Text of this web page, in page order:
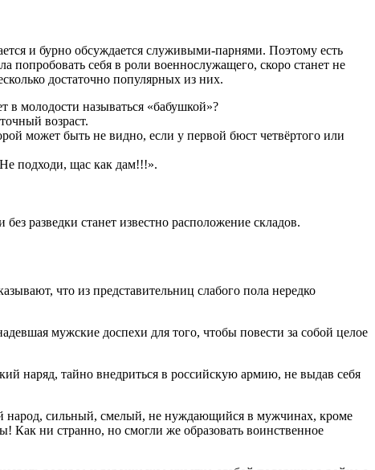
и бурно обсуждается служивыми-парнями. Поэтому есть
попробовать себя в роли военнослужащего, скоро станет не
достаточно популярных из них.
в молодости называться «бабушкой»?
возраст.
может быть не видно, если у первой бюст четвёртого или
подходи, щас как дам!!!».
разведки станет известно расположение складов.
что из представительниц слабого пола нередко
мужские доспехи для того, чтобы повести за собой целое
наряд, тайно внедриться в российскую армию, не выдав себя
народ, сильный, смелый, не нуждающийся в мужчинах, кроме
ни странно, но смогли же образовать воинственное